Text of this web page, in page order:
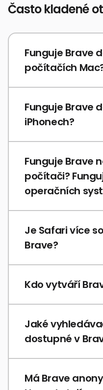
Často kladené
Funguje Brave
počítačích
Funguje Brave
iPhonech?
Funguje Brave
počítači?
operačních
Je Safari více
Brave?
Kdo vytváří
Jaké
dostupné v
Má Brave